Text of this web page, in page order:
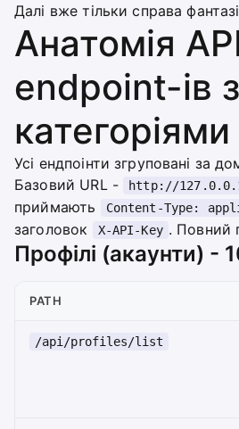
Далі вже тільки справа
Анатомія
endpoint-ів
категоріями
Усі ендпоінти згруповані за
Базовий URL -
http://
приймають
Content-Type:
заголовок
X-API-Key . Повний
Профілі (акаунти) -
PATH
/api/profiles/list